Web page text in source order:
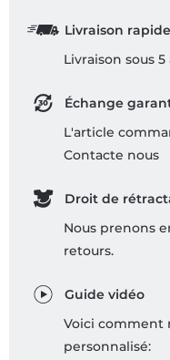
Livraison rapide
Livraison sous
Échange
L'article
Contacte nous
Droit de
Nous prenons
retours.
Guide vidéo
Voici comment
personnalisé: